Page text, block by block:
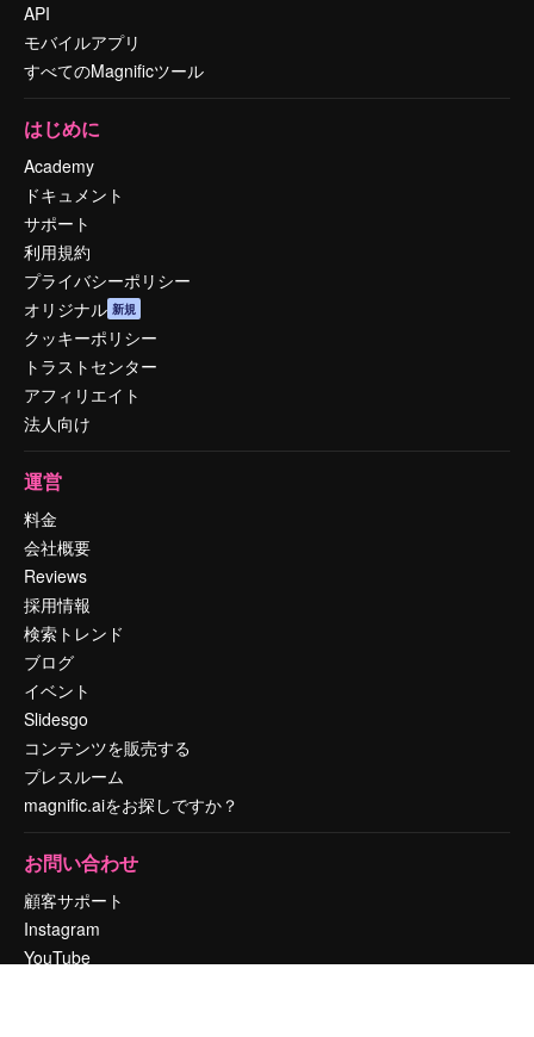
API
モバイルアプリ
すべてのMagnificツール
はじめに
Academy
ドキュメント
サポート
利用規約
プライバシーポリシー
オリジナル 新規
クッキーポリシー
トラストセンター
アフィリエイト
法人向け
運営
料金
会社概要
Reviews
採用情報
検索トレンド
ブログ
イベント
Slidesgo
コンテンツを販売する
プレスルーム
magnific.aiをお探しですか？
お問い合わせ
顧客サポート
Instagram
YouTube